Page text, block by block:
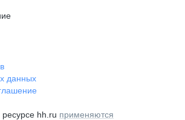
данных
hh.ru применяются